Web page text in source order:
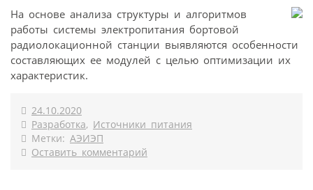
На основе анализа структуры и алгоритмов
работы системы электропитания бортовой
радиолокационной станции выявляются особенности
составляющих ее модулей с целью оптимизации их
характеристик.
24.10.2020
Разработка, Источники питания
Метки: АЭИЭП
Оставить комментарий